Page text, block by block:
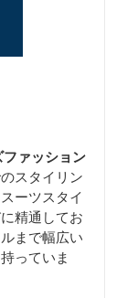
ァッション
スタイリン
ーツスタイ
精通してお
まで幅広い
っていま